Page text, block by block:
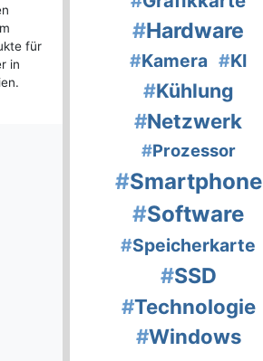
für
in
#Hardware
#Kamera #KI
#Kühlung
#Netzwerk
#Prozessor
#Smartphone
#Software
#Speicherkarte
#SSD
#Technologie
#Windows